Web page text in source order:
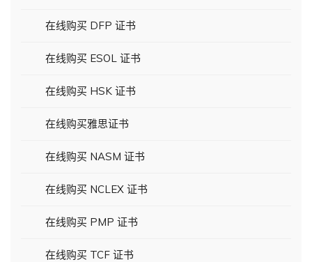
在线购买 DFP 证书
在线购买 ESOL 证书
在线购买 HSK 证书
在线购买雅思证书
在线购买 NASM 证书
在线购买 NCLEX 证书
在线购买 PMP 证书
在线购买 TCF 证书